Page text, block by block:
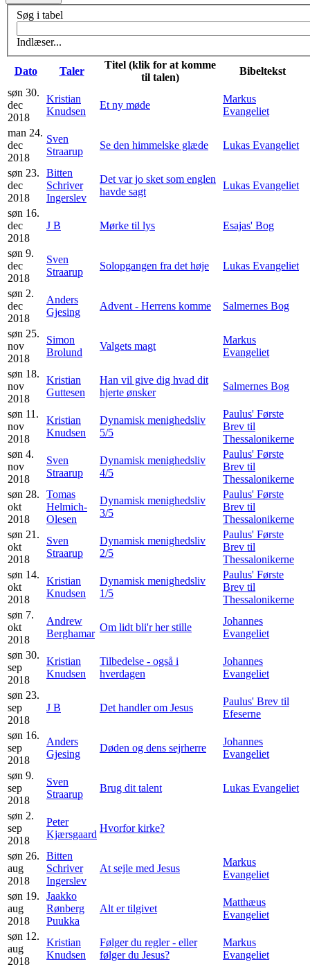
Søg i tabel
Indlæser...
Dato Taler
Titel (klik for at komme
til talen)
Bibeltekst
søn 30.
dec
2018
Kristian
Knudsen
Et ny møde
Markus
Evangeliet
man 24.
dec
2018
Sven
Straarup
Se den himmelske glæde Lukas Evangeliet
søn 23.
dec
2018
Bitten
Schriver
Ingerslev
Det var jo sket som englen
havde sagt
Lukas Evangeliet
søn 16.
dec
2018
J B Mørke til lys Esajas' Bog
søn 9.
dec
2018
Sven
Straarup
Solopgangen fra det høje Lukas Evangeliet
søn 2.
dec
2018
Anders
Gjesing
Advent - Herrens komme Salmernes Bog
søn 25.
nov
2018
Simon
Brolund
Valgets magt
Markus
Evangeliet
søn 18.
nov
2018
Kristian
Guttesen
Han vil give dig hvad dit
hjerte ønsker
Salmernes Bog
søn 11.
nov
2018
Kristian
Knudsen
Dynamisk menighedsliv
5/5
Paulus' Første
Brev til
Thessalonikerne
søn 4.
nov
2018
Sven
Straarup
Dynamisk menighedsliv
4/5
Paulus' Første
Brev til
Thessalonikerne
søn 28.
okt
2018
Tomas
Helmich-
Olesen
Dynamisk menighedsliv
3/5
Paulus' Første
Brev til
Thessalonikerne
søn 21.
okt
2018
Sven
Straarup
Dynamisk menighedsliv
2/5
Paulus' Første
Brev til
Thessalonikerne
søn 14.
okt
2018
Kristian
Knudsen
Dynamisk menighedsliv
1/5
Paulus' Første
Brev til
Thessalonikerne
søn 7.
okt
2018
Andrew
Berghamar
Om lidt bli'r her stille
Johannes
Evangeliet
søn 30.
sep
2018
Kristian
Knudsen
Tilbedelse - også i
hverdagen
Johannes
Evangeliet
søn 23.
sep
2018
J B Det handler om Jesus
Paulus' Brev til
Efeserne
søn 16.
sep
2018
Anders
Gjesing
Døden og dens sejrherre
Johannes
Evangeliet
søn 9.
sep
2018
Sven
Straarup
Brug dit talent Lukas Evangeliet
søn 2.
sep
2018
Peter
Kjærsgaard
Hvorfor kirke?
søn 26.
aug
2018
Bitten
Schriver
Ingerslev
At sejle med Jesus
Markus
Evangeliet
søn 19.
aug
2018
Jaakko
Rønberg
Puukka
Alt er tilgivet
Matthæus
Evangeliet
søn 12.
aug
2018
Kristian
Knudsen
Følger du regler - eller
følger du Jesus?
Markus
Evangeliet